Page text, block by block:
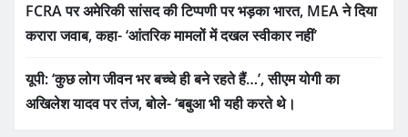
FCRA पर अमेरिकी सांसद की टिप्पणी पर भड़का भारत, MEA ने दिया
करारा जवाब, कहा- ‘आंतरिक मामलों में दखल स्वीकार नहीं’
यूपी: ‘कुछ लोग जीवन भर बच्चे ही बने रहते हैं…’, सीएम योगी का
अखिलेश यादव पर तंज, बोले- ‘बबुआ भी यही करते थे।